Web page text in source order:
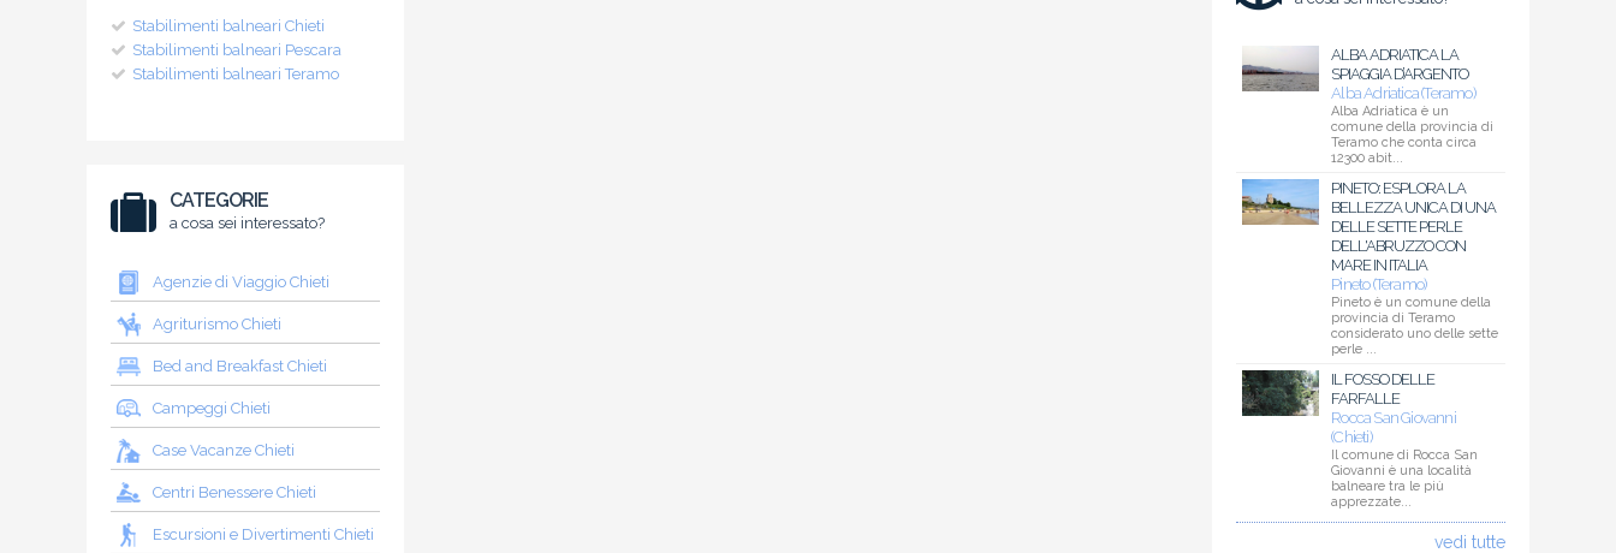
Stabilimenti balneari Chieti
Stabilimenti balneari Pescara
Stabilimenti balneari Teramo
CATEGORIE
a cosa sei interessato?
Agenzie di Viaggio Chieti
Agriturismo Chieti
Bed and Breakfast Chieti
Campeggi Chieti
Case Vacanze Chieti
Centri Benessere Chieti
Escursioni e Divertimenti Chieti
ALBA ADRIATICA LA
SPIAGGIA D’ARGENTO
Alba Adriatica (Teramo)
Alba Adriatica è un
comune della provincia di
Teramo che conta circa
12300 abit...
PINETO: ESPLORA LA
BELLEZZA UNICA DI UNA
DELLE SETTE PERLE
DELL'ABRUZZO CON
MARE IN ITALIA
Pineto (Teramo)
Pineto è un comune della
provincia di Teramo
considerato uno delle sette
perle ...
IL FOSSO DELLE
FARFALLE
Rocca San Giovanni
(Chieti)
Il comune di Rocca San
Giovanni è una località
balneare tra le più
apprezzate...
vedi tutte